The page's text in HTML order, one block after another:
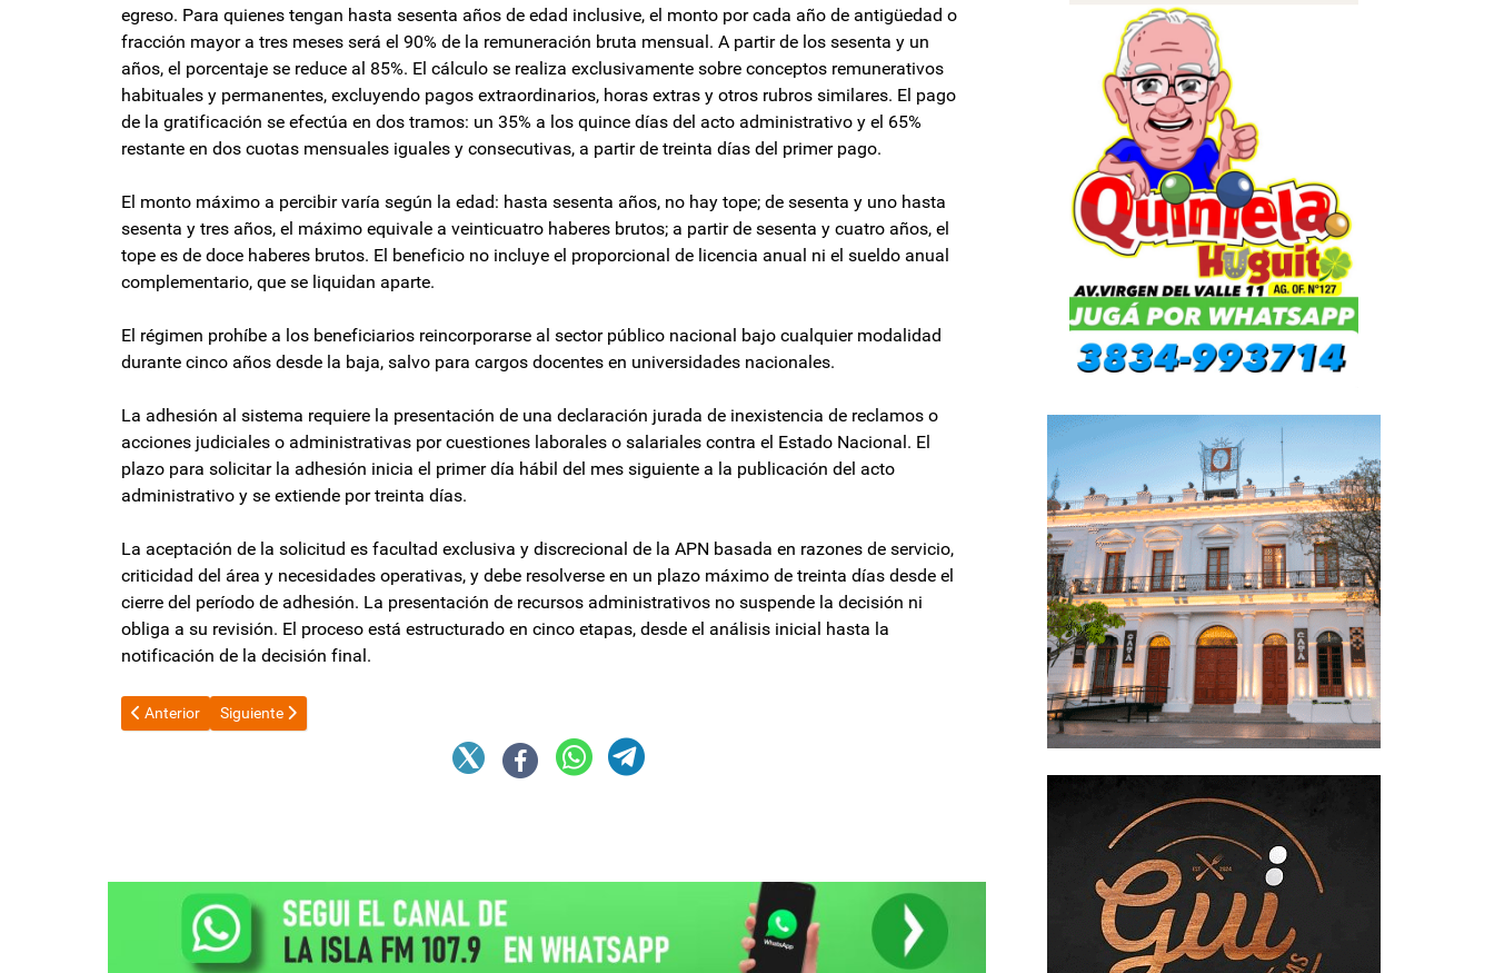
egreso. Para quienes tengan hasta sesenta años de edad inclusive, el monto por cada año de antigüedad o
fracción mayor a tres meses será el 90% de la remuneración bruta mensual. A partir de los sesenta y un
años, el porcentaje se reduce al 85%. El cálculo se realiza exclusivamente sobre conceptos remunerativos
habituales y permanentes, excluyendo pagos extraordinarios, horas extras y otros rubros similares. El pago
de la gratificación se efectúa en dos tramos: un 35% a los quince días del acto administrativo y el 65%
restante en dos cuotas mensuales iguales y consecutivas, a partir de treinta días del primer pago.
El monto máximo a percibir varía según la edad: hasta sesenta años, no hay tope; de sesenta y uno hasta
sesenta y tres años, el máximo equivale a veinticuatro haberes brutos; a partir de sesenta y cuatro años, el
tope es de doce haberes brutos. El beneficio no incluye el proporcional de licencia anual ni el sueldo anual
complementario, que se liquidan aparte.
El régimen prohíbe a los beneficiarios reincorporarse al sector público nacional bajo cualquier modalidad
durante cinco años desde la baja, salvo para cargos docentes en universidades nacionales.
La adhesión al sistema requiere la presentación de una declaración jurada de inexistencia de reclamos o
acciones judiciales o administrativas por cuestiones laborales o salariales contra el Estado Nacional. El
plazo para solicitar la adhesión inicia el primer día hábil del mes siguiente a la publicación del acto
administrativo y se extiende por treinta días.
La aceptación de la solicitud es facultad exclusiva y discrecional de la APN basada en razones de servicio,
criticidad del área y necesidades operativas, y debe resolverse en un plazo máximo de treinta días desde el
cierre del período de adhesión. La presentación de recursos administrativos no suspende la decisión ni
obliga a su revisión. El proceso está estructurado en cinco etapas, desde el análisis inicial hasta la
notificación de la decisión final.
Artículo anterior: Los partidos políticos recibirán cerca de $2.000 millones en aportes estatales este año
Anterior Artículo siguiente: Semana de definiciones para los diputados Saseta y Galán
Siguiente